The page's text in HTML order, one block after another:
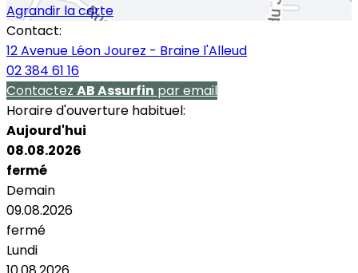
Agrandir la carte
Contact:
12 Avenue Léon Jourez - Braine l'Alleud
02 384 61 16
Contactez AB Assurfin par email
Horaire d'ouverture habituel:
Aujourd'hui
08.08.2026
fermé
Demain
09.08.2026
fermé
Lundi